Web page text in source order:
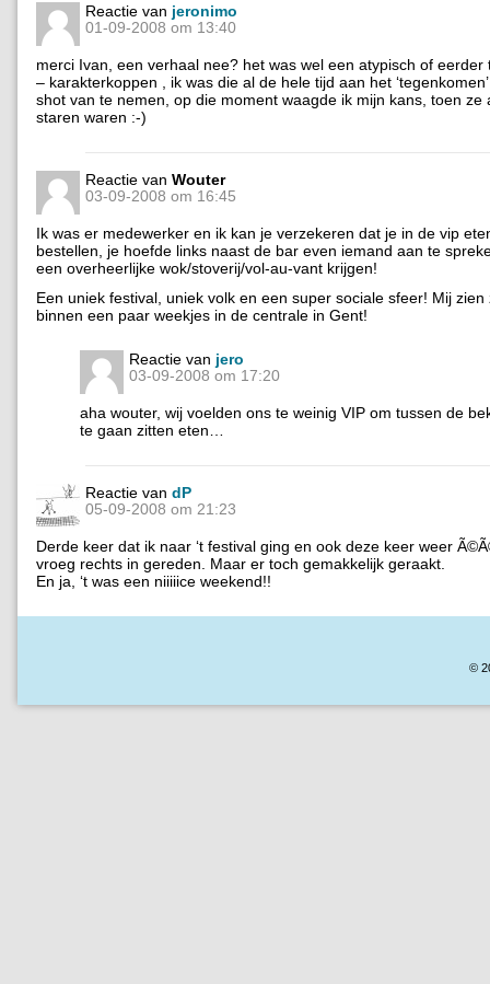
Reactie van jeronimo
01-09-2008 om 13:40
merci Ivan, een verhaal nee? het was wel een atypisch of eerder
– karakterkoppen , ik was die al de hele tijd aan het
shot van te nemen, op die moment waagde ik mijn kans, toen ze
staren waren :-)
Reactie van Wouter
03-09-2008 om 16:45
Ik was er medewerker en ik kan je verzekeren dat je in de vip
bestellen, je hoefde links naast de bar even iemand aan te
een overheerlijke wok/stoverij/vol-au-vant krijgen!
Een uniek festival, uniek volk en een super sociale sfeer! Mij zien
binnen een paar weekjes in de centrale in Gent!
Reactie van jero
03-09-2008 om 17:20
aha wouter, wij voelden ons te weinig VIP om tussen de
te gaan zitten eten…
Reactie van dP
05-09-2008 om 21:23
Derde keer dat ik naar ‘t festival ging en ook deze keer weer
vroeg rechts in gereden. Maar er toch gemakkelijk geraakt.
En ja, ‘t was een niiiiice weekend!!
©